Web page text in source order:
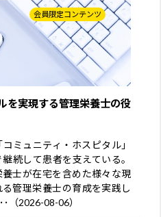
会員限定コンテンツ
を実現する管理栄養士の役
ミュニティ・ホスピタル」
続して患者を支えている。
士が在宅を含めた様々な現
管理栄養士の育成を実践し
（2026-08-06）